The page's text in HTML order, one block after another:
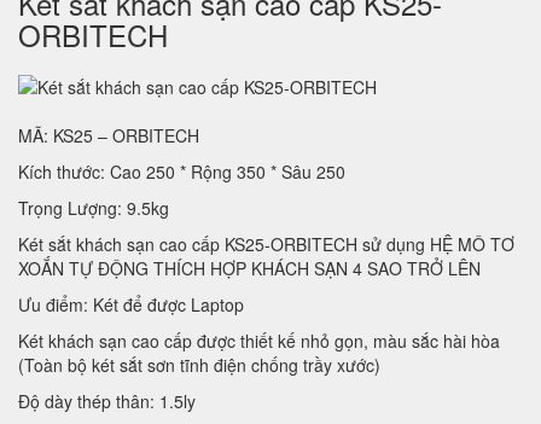
ORBITECH
MÃ: KS25 – ORBITECH
Kích thước: Cao 250 * Rộng 350 * Sâu 250
Trọng Lượng: 9.5kg
Két sắt khách sạn cao cấp KS25-ORBITECH sử dụng HỆ MÔ TƠ
XOẮN TỰ ĐỘNG THÍCH HỢP KHÁCH SẠN 4 SAO TRỞ LÊN
Ưu điểm: Két để được Laptop
Két khách sạn cao cấp được thiết kế nhỏ gọn, màu sắc hài hòa
(Toàn bộ két sắt sơn tĩnh điện chống trầy xước)
Độ dày thép thân: 1.5ly